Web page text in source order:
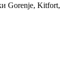
Gorenje, Kitfort,